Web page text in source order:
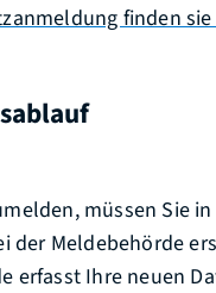
finden
müssen Sie in
der Meldebehörde
erfasst Ihre neuen